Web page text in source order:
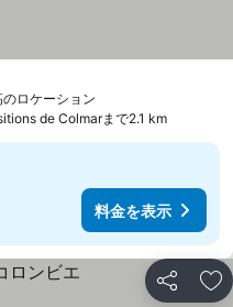
ロケーション
de Colmarまで2.1 km
料金を表示
シェア お